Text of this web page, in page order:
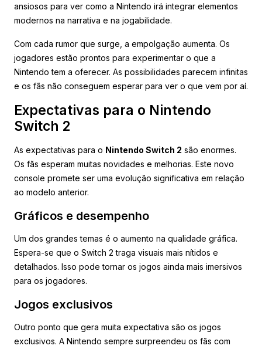
ansiosos para ver como a Nintendo irá integrar elementos
modernos na narrativa e na jogabilidade.
Com cada rumor que surge, a empolgação aumenta. Os
jogadores estão prontos para experimentar o que a
Nintendo tem a oferecer. As possibilidades parecem infinitas
e os fãs não conseguem esperar para ver o que vem por aí.
Expectativas para o Nintendo
Switch 2
As expectativas para o Nintendo Switch 2 são enormes.
Os fãs esperam muitas novidades e melhorias. Este novo
console promete ser uma evolução significativa em relação
ao modelo anterior.
Gráficos e desempenho
Um dos grandes temas é o aumento na qualidade gráfica.
Espera-se que o Switch 2 traga visuais mais nítidos e
detalhados. Isso pode tornar os jogos ainda mais imersivos
para os jogadores.
Jogos exclusivos
Outro ponto que gera muita expectativa são os jogos
exclusivos. A Nintendo sempre surpreendeu os fãs com